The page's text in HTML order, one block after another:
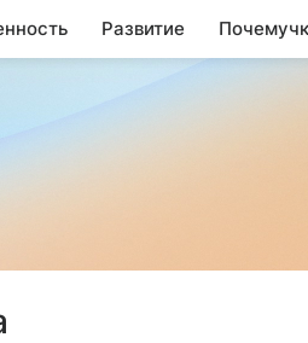
Развитие